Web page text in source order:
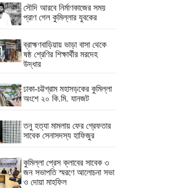
সৌদি আরবে নির্মাণকাজের সময়
প্রাণ গেল কুমিল্লার যুবকের
ব্রাহ্মণবাড়িয়ায় ভাড়া বাসা থেকে
ষষ্ঠ শ্রেণির শিক্ষার্থীর মরদেহ
উদ্ধার
ঢাকা-চট্টগ্রাম মহাসড়কের কুমিল্লা
অংশে ২০ কি.মি. যানজট
তনু হত্যা মামলায় ফের গ্রেফতার
সাবেক সেনাসদস্য হাফিজুর
কুমিল্লা প্রেস ক্লাবের সাবেক ৩
জন সভাপতি স্মরণে আলোচনা সভা
ও দোয়া মাহফিল